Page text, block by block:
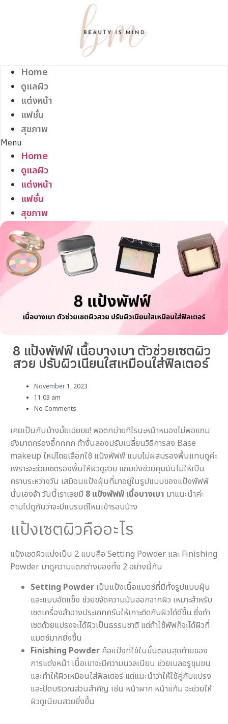
Home
ดูแลผิว
แต่งหน้า
แฟชั่น
สุขภาพ
Menu
Home
ดูแลผิว
แต่งหน้า
แฟชั่น
สุขภาพ
8 แป้งพัฟฟ์ เนื้อบางเบา ตัวช่วยเซตผิว
สวย ปรับผิวเนียนใสเหมือนใส่ฟิลเตอร์
November 1, 2023
11:03 am
No Comments
เคยเป็นกันบ้างมั้ยเอ่ยยย! พอตกบ่ายทีไรนะหน้าหมองไม่พอแถม
ยังมาตกร่องอี้กกกก ถ้างั้นลองปรับเปลี่ยนวิธีการลง Base
makeup ใหม่โดยเลือกใช้ แป้งพัฟฟ์ แบบไม่ผสมรองพื้นแทนดูค่ะ
เพราะจะช่วยเซตรองพื้นให้ผิวดูสวย แถมยังช่วยคุมมันไม่ให้เป็น
คราบระหว่างวัน เสมือนแป้งฝุ่นที่มาอยู่ในรูปแบบของแป้งพัฟฟ์
นั่นเองจ้า วันนี้เราเลยมี 8 แป้งพัฟฟ์ เนื้อบางเบา มาแนะนำค่ะ
ตามไปดูกันว่าจะมีแบรนด์ไหนเข้ารอบบ้าง
แป้งเซตผิวคืออะไร
แป้งเซตผิวแบ่งเป็น 2 แบบคือ Setting Powder และ Finishing
Powder มาดูความแตกต่างของทั้ง 2 อย่างนี้กัน
Setting Powder เป็นแป้งเนื้อแมตช์ที่มีทั้งรูปแบบฝุ่น
และแบบอัดแข็ง ช่วยขจัดความมันออกจากผิว เหมาะสำหรับ
เซตเครื่องสำอางประเภทครีมให้เกาะติดกับผิวได้ดีขึ้น ซึ่งถ้า
เซตด้วยแปรงจะได้ผิวเป็นธรรมชาติ แต่ถ้าใช้พัฟก็จะได้ผิวที่
แมตช์มากยิ่งขึ้น
Finishing Powder คือแป้งที่ใช้ในขั้นตอนสุดท้ายของ
การแต่งหน้า เนื้อเขาจะมีความนวลเนียน ช่วยเบลอรูขุมขน
และทำให้ผิวเหมือนใส่ฟิลเตอร์ แต่แนะนำว่าให้ใช้คู่กับแปรง
และปัดบริเวณส่วนสำคัญ เช่น หน้าผาก หน้าแก้ม จะช่วยให้
ผิวดูเนียนสวยยิ่งขึ้น